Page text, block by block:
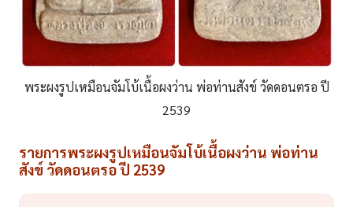
พระผงรูปเหมือนจัมโบ้เนื้อผงว่าน พ่อท่านสังข์ วัดดอนตรอ ปี
2539
รายการพระผงรูปเหมือนจัมโบ้เนื้อผงว่าน พ่อท่าน
สังข์ วัดดอนตรอ ปี 2539